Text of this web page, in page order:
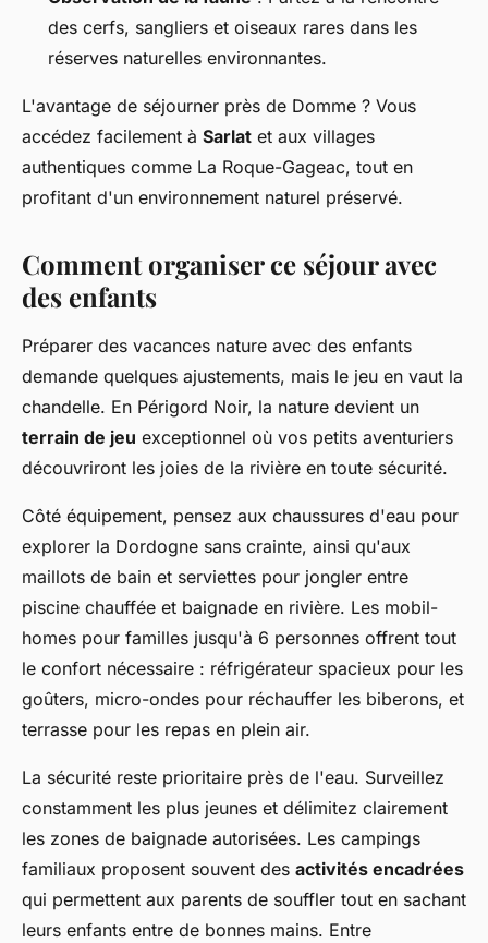
des cerfs, sangliers et oiseaux rares dans les
réserves naturelles environnantes.
L'avantage de séjourner près de Domme ? Vous
accédez facilement à Sarlat et aux villages
authentiques comme La Roque-Gageac, tout en
profitant d'un environnement naturel préservé.
Comment organiser ce séjour avec
des enfants
Préparer des vacances nature avec des enfants
demande quelques ajustements, mais le jeu en vaut la
chandelle. En Périgord Noir, la nature devient un
terrain de jeu exceptionnel où vos petits aventuriers
découvriront les joies de la rivière en toute sécurité.
Côté équipement, pensez aux chaussures d'eau pour
explorer la Dordogne sans crainte, ainsi qu'aux
maillots de bain et serviettes pour jongler entre
piscine chauffée et baignade en rivière. Les mobil-
homes pour familles jusqu'à 6 personnes offrent tout
le confort nécessaire : réfrigérateur spacieux pour les
goûters, micro-ondes pour réchauffer les biberons, et
terrasse pour les repas en plein air.
La sécurité reste prioritaire près de l'eau. Surveillez
constamment les plus jeunes et délimitez clairement
les zones de baignade autorisées. Les campings
familiaux proposent souvent des activités encadrées
qui permettent aux parents de souffler tout en sachant
leurs enfants entre de bonnes mains. Entre